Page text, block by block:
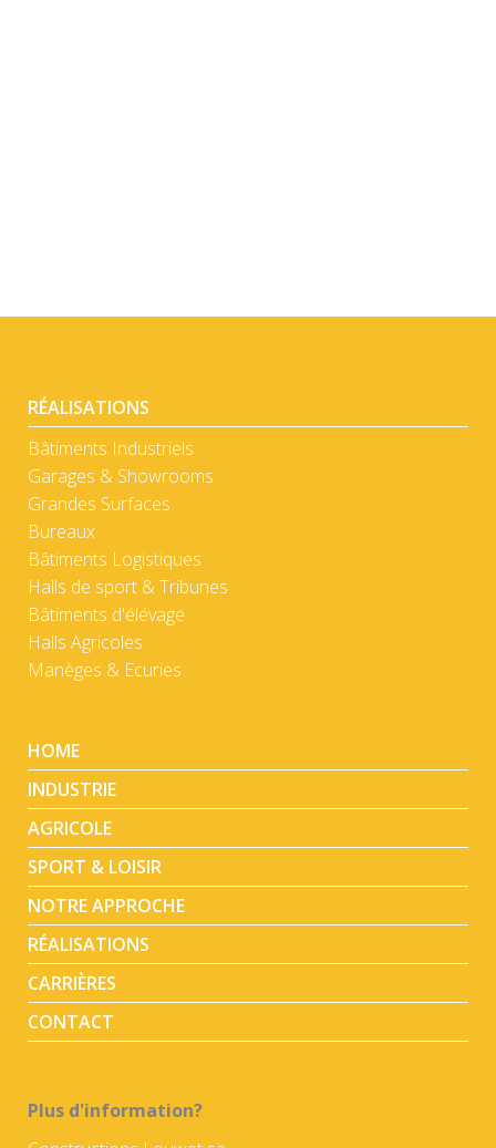
RÉALISATIONS
Bâtiments Industriels
Garages & Showrooms
Grandes Surfaces
Bureaux
Bâtiments Logistiques
Halls de sport & Tribunes
Bâtiments d'élévage
Halls Agricoles
Manèges & Ecuries
HOME
INDUSTRIE
AGRICOLE
SPORT & LOISIR
NOTRE APPROCHE
RÉALISATIONS
CARRIÈRES
CONTACT
Plus d'information?